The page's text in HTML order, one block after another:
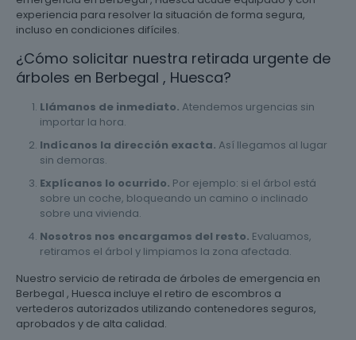
experiencia para resolver la situación de forma segura,
incluso en condiciones difíciles.
¿Cómo solicitar nuestra retirada urgente de
árboles en Berbegal , Huesca?
Llámanos de inmediato. Atendemos urgencias sin
importar la hora.
Indícanos la dirección exacta. Así llegamos al lugar
sin demoras.
Explícanos lo ocurrido. Por ejemplo: si el árbol está
sobre un coche, bloqueando un camino o inclinado
sobre una vivienda.
Nosotros nos encargamos del resto. Evaluamos,
retiramos el árbol y limpiamos la zona afectada.
Nuestro servicio de retirada de árboles de emergencia en
Berbegal , Huesca incluye el retiro de escombros a
vertederos autorizados utilizando contenedores seguros,
aprobados y de alta calidad.